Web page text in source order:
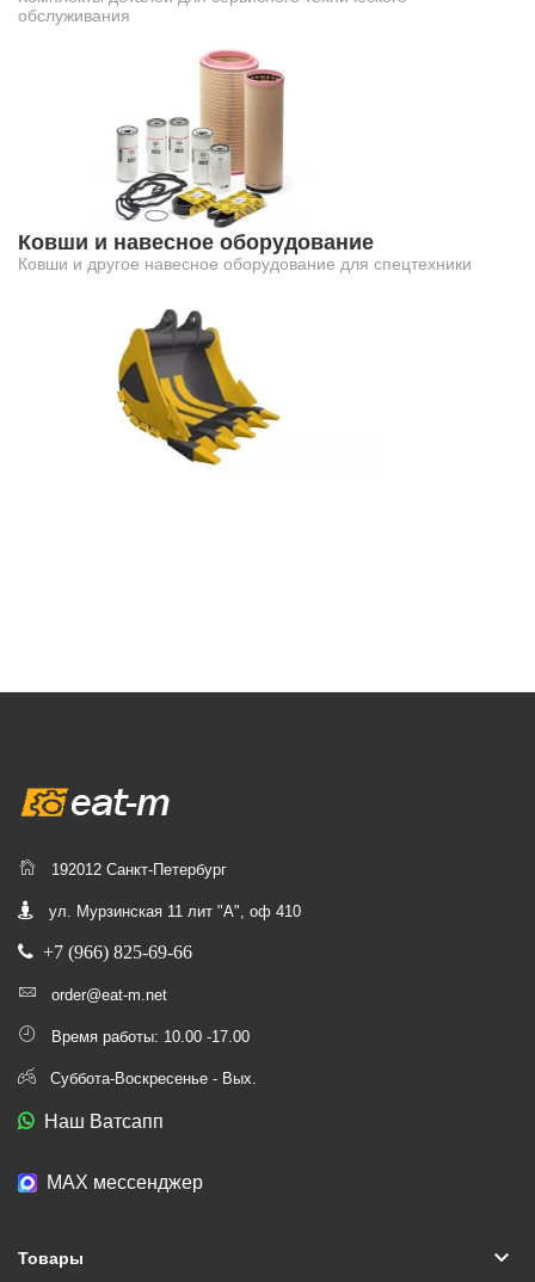
обслуживания
Ковши и навесное оборудование
Ковши и другое навесное оборудование для спецтехники
192012 Санкт-Петербург
ул. Мурзинская 11 лит "А", оф 410
+7 (966) 825-69-66
order@eat-m.net
Время работы: 10.00 -17.00
Суббота-Воскресенье - Вых.
Наш Ватсапп
МАХ мессенджер
Товары keyboard_arrow_down